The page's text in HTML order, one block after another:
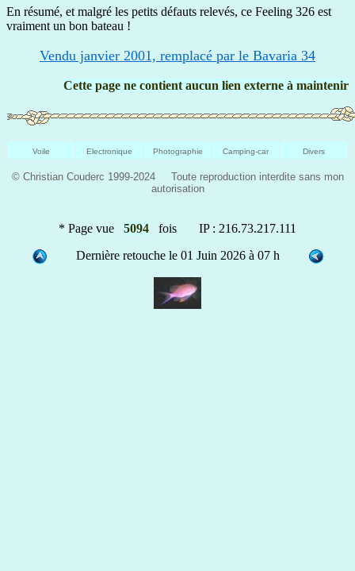
En résumé, et malgré les petits défauts relevés, ce Feeling 326 est
vraiment un bon bateau !
Vendu janvier 2001, remplacé par le Bavaria 34
Cette page ne contient aucun lien externe à maintenir
Voile Electronique Photographie Camping-car Divers
© Christian Couderc 1999-2024 Toute reproduction interdite sans mon
autorisation
* Page vue 5094 fois IP : 216.73.217.111
Dernière retouche le 01 Juin 2026 à 07 h